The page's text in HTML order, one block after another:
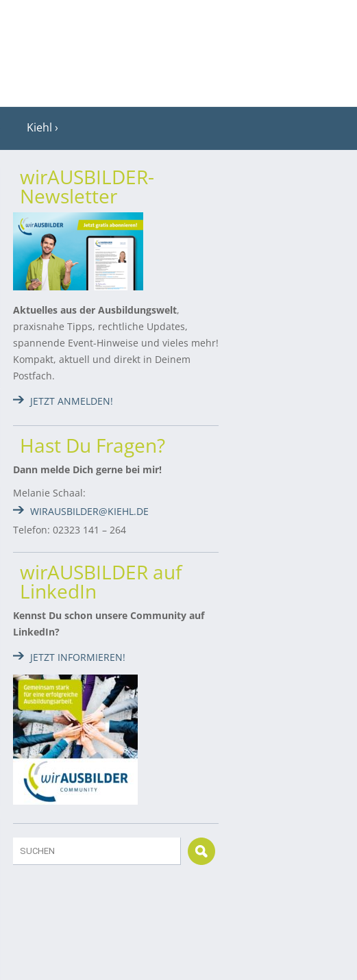
Kiehl
wirAUSBILDER-
Newsletter
Aktuelles aus der Ausbildungswelt,
praxisnahe Tipps, rechtliche Updates,
spannende Event-Hinweise und vieles mehr!
Kompakt, aktuell und direkt in Deinem
Postfach.
JETZT ANMELDEN!
Hast Du Fragen?
Dann melde Dich gerne bei mir!
Melanie Schaal:
WIRAUSBILDER@KIEHL.DE
Telefon: 02323 141 – 264
wirAUSBILDER auf
LinkedIn
Kennst Du schon unsere Community auf
LinkedIn?
JETZT INFORMIEREN!